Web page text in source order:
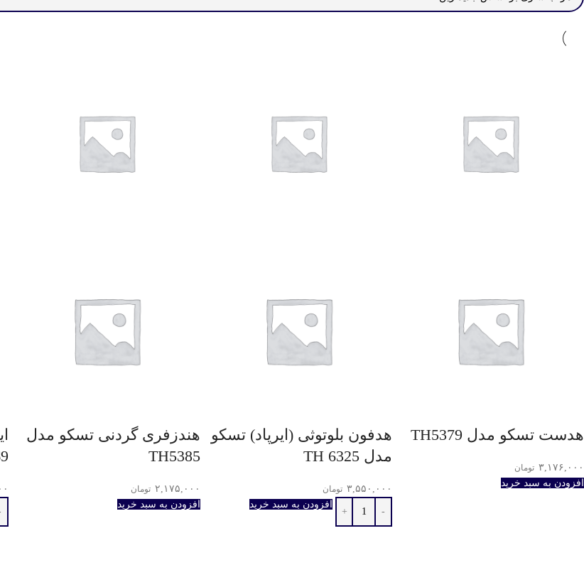
هدست تسکو مدل TH5379
۳,۱۷۶,۰۰۰ تومان
افزودن به سبد خرید
هدفون بلوتوثی (ایرپاد) تسکو
مدل TH 6325
۳,۵۵۰,۰۰۰ تومان
افزودن به سبد خرید
هندزفری گردنی تسکو مدل
TH5385
۲,۱۷۵,۰۰۰ تومان
افزودن به سبد خرید